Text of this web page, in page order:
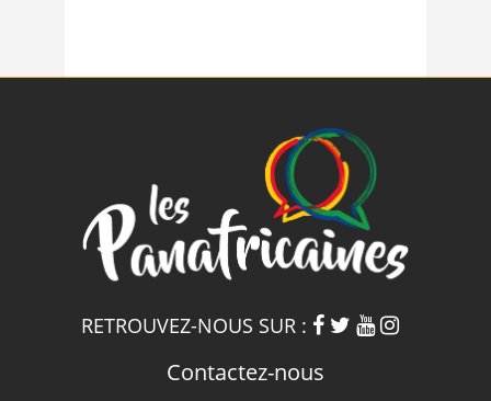
RETROUVEZ-NOUS SUR :
Contactez-nous